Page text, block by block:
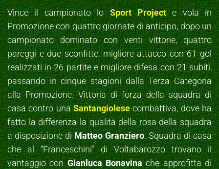
Vince il campionato loSport Projecte vola in
Promozione con quattro giornate di anticipo, dopo un
campionato dominato con venti vittorie, quattro
pareggi e due sconfitte, migliore attacco con 61 gol
realizzati in 26 partite e migliore difesa con 21 subiti,
passando in cinque stagioni dalla Terza Categoria
alla Promozione. Vittoria di forza della squadra di
casa contro unaSantangiolesecombattiva, dove ha
fatto la differenza la qualità della rosa della squadra
a disposizione diMatteo Granziero. Squadra di casa
che al “Franceschini” di Voltabarozzo trovano il
vantaggio conGianluca Bonavinache approfitta di